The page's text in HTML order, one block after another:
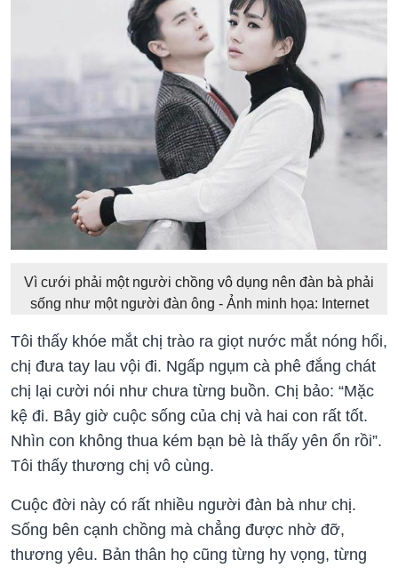
Vì cưới phải một người chồng vô dụng nên đàn bà phải
sống như một người đàn ông - Ảnh minh họa: Internet
Tôi thấy khóe mắt chị trào ra giọt nước mắt nóng hổi,
chị đưa tay lau vội đi. Ngấp ngụm cà phê đắng chát
chị lại cười nói như chưa từng buồn. Chị bảo: “Mặc
kệ đi. Bây giờ cuộc sống của chị và hai con rất tốt.
Nhìn con không thua kém bạn bè là thấy yên ổn rồi”.
Tôi thấy thương chị vô cùng.
Cuộc đời này có rất nhiều người đàn bà như chị.
Sống bên cạnh chồng mà chẳng được nhờ đỡ,
thương yêu. Bản thân họ cũng từng hy vọng, từng